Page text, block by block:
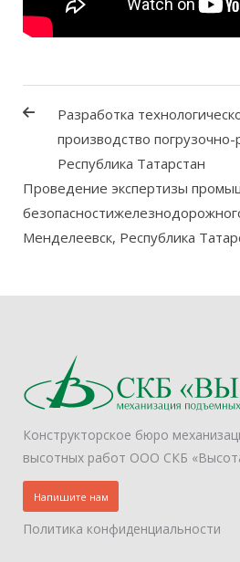
Разработка
производство
Республика Татарстан
Проведение экспертизы
Менделеевск, Республика
Конструкторское бюро
высотных работ ООО СКБ
Напишите нам
Политика конфиденциальности